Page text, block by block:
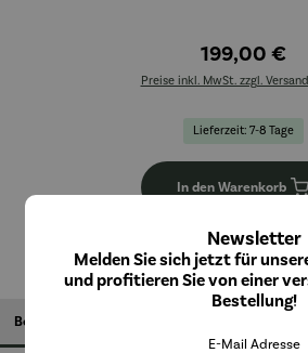
199,00 €
Preise inkl. MwSt. zzgl.
Lieferzeit: 7-8 Tage
In den Warenkorb
Beschreibung
Newsletter
Melden Sie sich jetzt für
und profitieren Sie von einer
Bestellung!
E-Mail Adresse